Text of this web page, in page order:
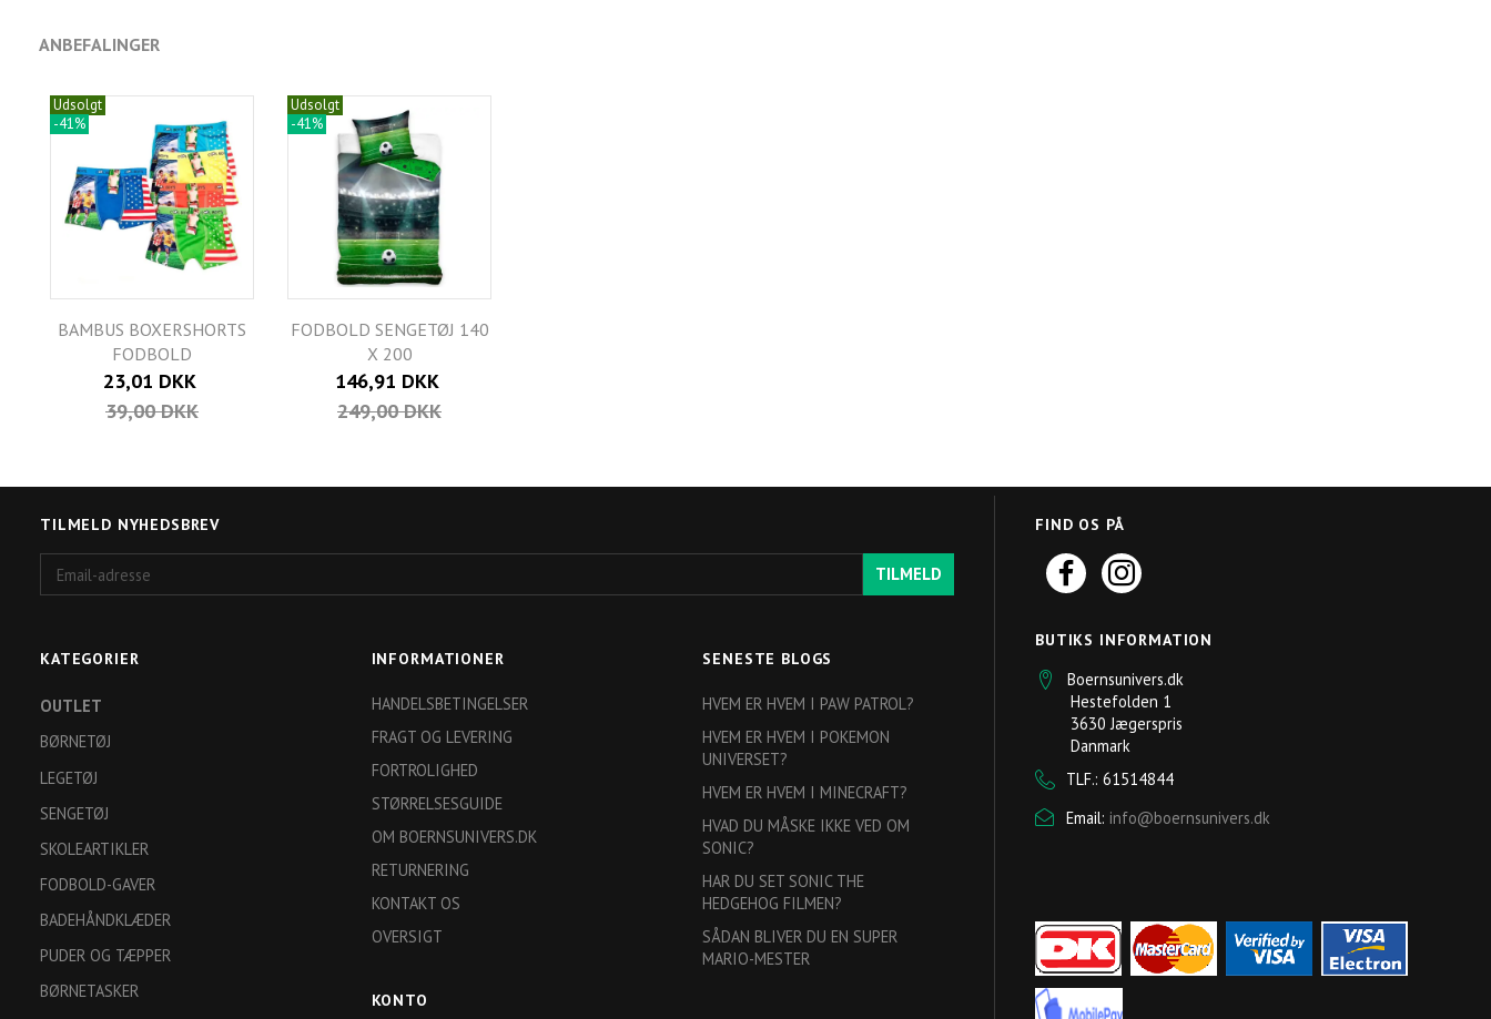
ANBEFALINGER
Udsolgt
-41%
BAMBUS BOXERSHORTS
FODBOLD
23,01 DKK
39,00 DKK
Udsolgt
-41%
FODBOLD SENGETØJ 140
X 200
146,91 DKK
249,00 DKK
TILMELD NYHEDSBREV
adresse
TILMELD
KATEGORIER
OUTLET
BØRNETØJ
LEGETØJ
SENGETØJ
SKOLEARTIKLER
FODBOLD-GAVER
BADEHÅNDKLÆDER
PUDER OG TÆPPER
BØRNETASKER
INFORMATIONER
HANDELSBETINGELSER
FRAGT OG LEVERING
FORTROLIGHED
STØRRELSESGUIDE
OM BOERNSUNIVERS.DK
RETURNERING
KONTAKT OS
OVERSIGT
KONTO
SENESTE BLOGS
HVEM ER HVEM I PAW PATROL?
HVEM ER HVEM I POKEMON
UNIVERSET?
HVEM ER HVEM I MINECRAFT?
HVAD DU MÅSKE IKKE VED OM
SONIC?
HAR DU SET SONIC THE
HEDGEHOG FILMEN?
SÅDAN BLIVER DU EN SUPER
MARIO-MESTER
FIND OS PÅ
BUTIKS INFORMATION
Boernsunivers.dk
Hestefolden 1
3630 Jægerspris
Danmark
TLF.: 61514844
Email: info@boernsunivers.dk